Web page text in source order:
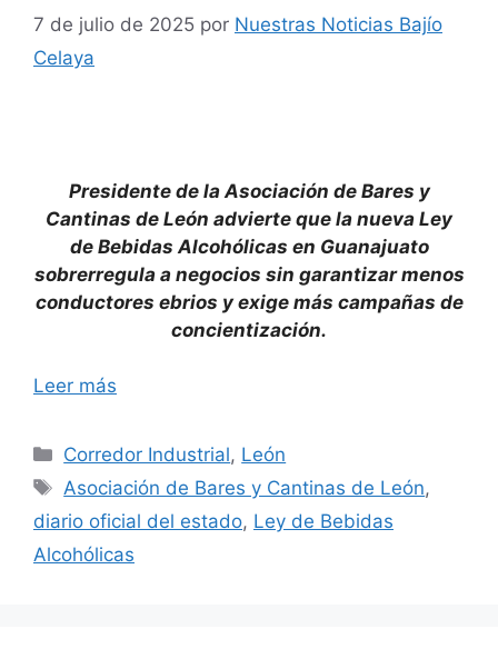
7 de julio de 2025 por Nuestras Noticias Bajío
Celaya
Presidente de la Asociación de Bares y
Cantinas de León advierte que la nueva Ley
de Bebidas Alcohólicas en Guanajuato
sobrerregula a negocios sin garantizar menos
conductores ebrios y exige más campañas de
concientización.
Leer más
Categorías
Corredor Industrial, León
Etiquetas
Asociación de Bares y Cantinas de León,
diario oficial del estado, Ley de Bebidas
Alcohólicas